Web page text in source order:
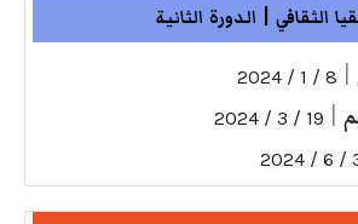
الثقافي | الدورة الثانية
8 / 1 / 2024
19 / 3 / 2024